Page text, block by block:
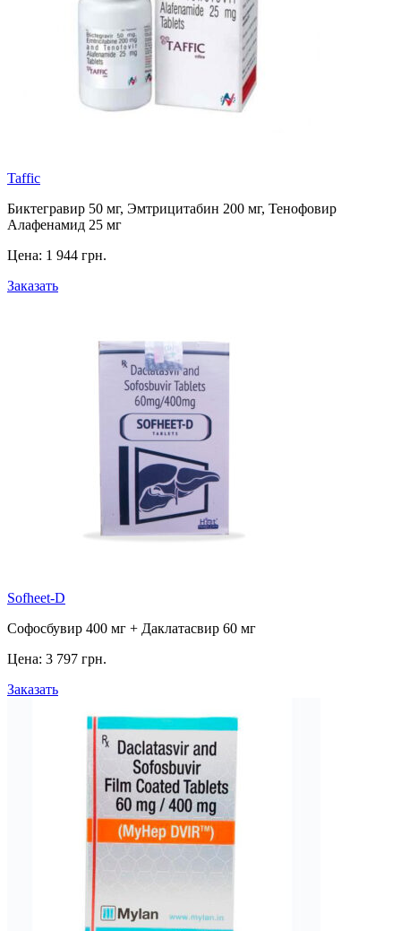
Taffic
Биктегравир 50 мг, Эмтрицитабин 200 мг, Тенофовир
Алафенамид 25 мг
Цена: 1 944 грн.
Заказать
Sofheet-D
Софосбувир 400 мг + Даклатасвир 60 мг
Цена: 3 797 грн.
Заказать